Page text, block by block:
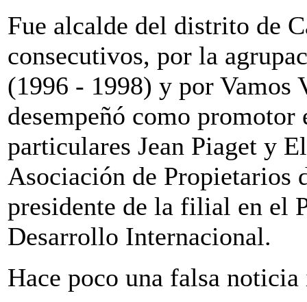
Fue alcalde del distrito de
consecutivos, por la
(1996 - 1998) y por Vamos
desempeñó como
particulares Jean Piaget y
Asociación de Propietarios
presidente de la filial en el
Desarrollo Internacional.
Hace poco una falsa